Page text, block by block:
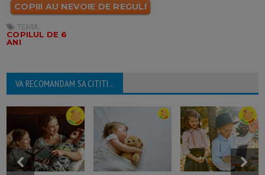
COPIII AU NEVOIE DE REGULI
TEMA:
COPILUL DE 6
ANI
VA RECOMANDAM SA CITITI...